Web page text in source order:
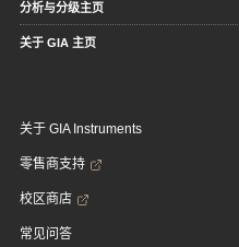
分析与分级主页
关于 GIA 主页
关于 GIA Instruments
零售商支持
校区商店
常见问答